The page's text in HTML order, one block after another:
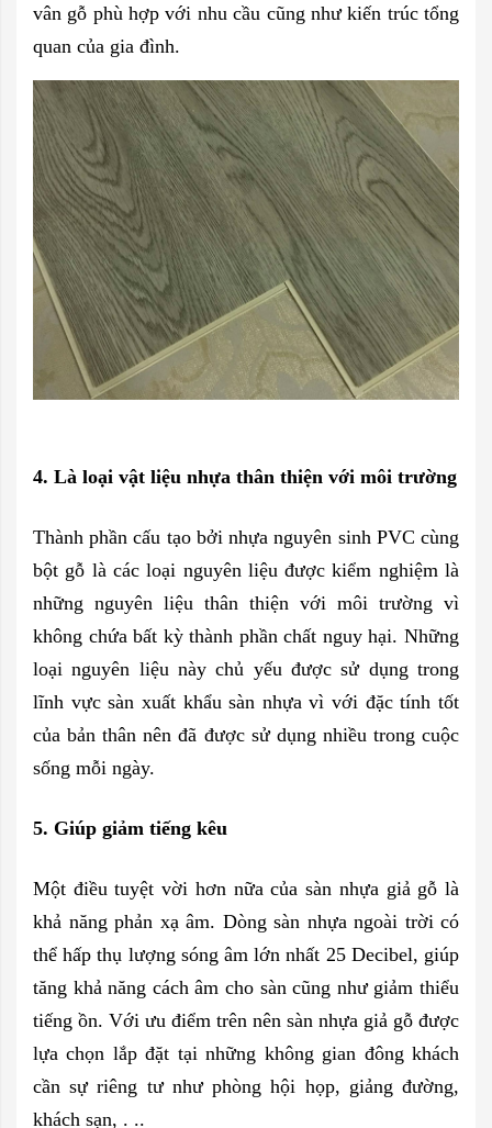
vân gỗ phù hợp với nhu cầu cũng như kiến trúc tổng
quan của gia đình.
4. Là loại vật liệu nhựa thân thiện với môi trường
Thành phần cấu tạo bởi nhựa nguyên sinh PVC cùng
bột gỗ là các loại nguyên liệu được kiểm nghiệm là
những nguyên liệu thân thiện với môi trường vì
không chứa bất kỳ thành phần chất nguy hại. Những
loại nguyên liệu này chủ yếu được sử dụng trong
lĩnh vực sàn xuất khẩu sàn nhựa vì với đặc tính tốt
của bản thân nên đã được sử dụng nhiều trong cuộc
sống mỗi ngày.
5. Giúp giảm tiếng kêu
Một điều tuyệt vời hơn nữa của sàn nhựa giả gỗ là
khả năng phản xạ âm. Dòng sàn nhựa ngoài trời có
thể hấp thụ lượng sóng âm lớn nhất 25 Decibel, giúp
tăng khả năng cách âm cho sàn cũng như giảm thiểu
tiếng ồn. Với ưu điểm trên nên sàn nhựa giả gỗ được
lựa chọn lắp đặt tại những không gian đông khách
cần sự riêng tư như phòng hội họp, giảng đường,
khách sạn, . ..